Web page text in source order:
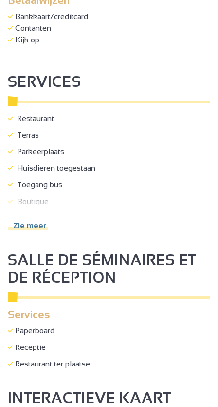
Bankkaart/creditcard
Contanten
Kijk op
SERVICES
Restaurant
Terras
Parkeerplaats
Huisdieren toegestaan
Toegang bus
Boutique
Zie meer
SALLE DE SÉMINAIRES ET
DE RÉCEPTION
Services
Paperboard
Receptie
Restaurant ter plaatse
INTERACTIEVE KAART